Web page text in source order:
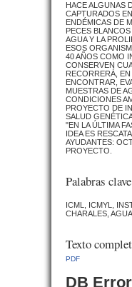
HACE ALGUNAS
CAPTURADOS
ENDÉMICAS DE
PECES
AGUA Y LA
ESOS
40 AÑOS COMO
CONSERVEN
RECORRERÁ,
ENCONTRAR,
MUESTRAS DE
CONDICIONES
PROYECTO DE
SALUD
"EN LA ÚLTIMA
IDEA ES
AYUDANTES:
PROYECTO.
Palabras clave
ICML, ICMYL,
CHARALES,
Texto
PDF
DB